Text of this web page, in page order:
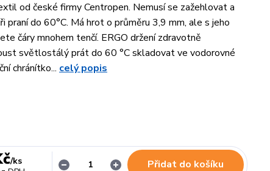
od české firmy Centropen. Nemusí se zažehlovat a
praní do 60°C. Má hrot o průměru 3,9 mm, ale s jeho
čáry mnohem tenčí. ERGO držení zdravotně
světlostálý prát do 60 °C skladovat ve vodorovné
chránítko... celý popis
/ks
Přidat do košíku